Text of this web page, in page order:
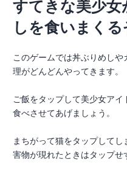
すてきな美少
しを食いまくる
このゲームでは丼ぶりめし
理がどんどんやってきます。
ご飯をタップして美少女ア
食べさせてあげましょう。
まちがって猫をタップして
害物が現れたときはタップせ